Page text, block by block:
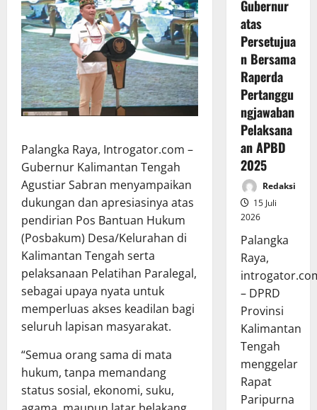
Palangka Raya, Introgator.com –
Gubernur Kalimantan Tengah
Agustiar Sabran menyampaikan
dukungan dan apresiasinya atas
pendirian Pos Bantuan Hukum
(Posbakum) Desa/Kelurahan di
Kalimantan Tengah serta
pelaksanaan Pelatihan Paralegal,
sebagai upaya nyata untuk
memperluas akses keadilan bagi
seluruh lapisan masyarakat.
“Semua orang sama di mata
hukum, tanpa memandang
status sosial, ekonomi, suku,
Gubernur
atas
Persetujua
n Bersama
Raperda
Pertanggu
ngjawaban
Pelaksana
an APBD
2025
Redaksi
15 Juli
2026
Palangka
Raya,
– DPRD
Provinsi
Kalimantan
Tengah
menggelar
Rapat
Paripurna